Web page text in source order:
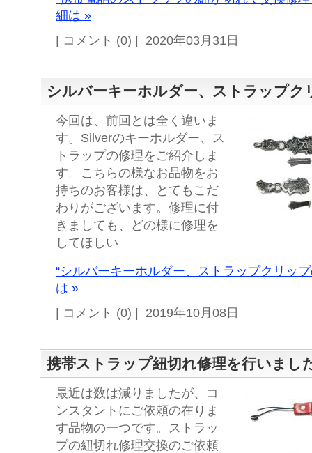
細は »
| コメント (0) | 2020年03月31日
シルバーキーホルダー、ストラップク
今回は、前回とは全く違いま
す。Silverのキーホルダー、ス
トラップの修理をご紹介しま
す。こちらの様なお品物をお
持ちのお客様は、とてもこだ
わりがございます。修理に付
きましても、どの様に修理を
してほしい
“シルバーキーホルダー、ストラップクリッ
は »
| コメント (0) | 2019年10月08日
携帯ストラップ紐切れ修理を行いまし
最近は数は減りましたが、コ
ンスタントにご依頼の在りま
す品物の一つです。ストラッ
プの紐切れ修理交換のご依頼